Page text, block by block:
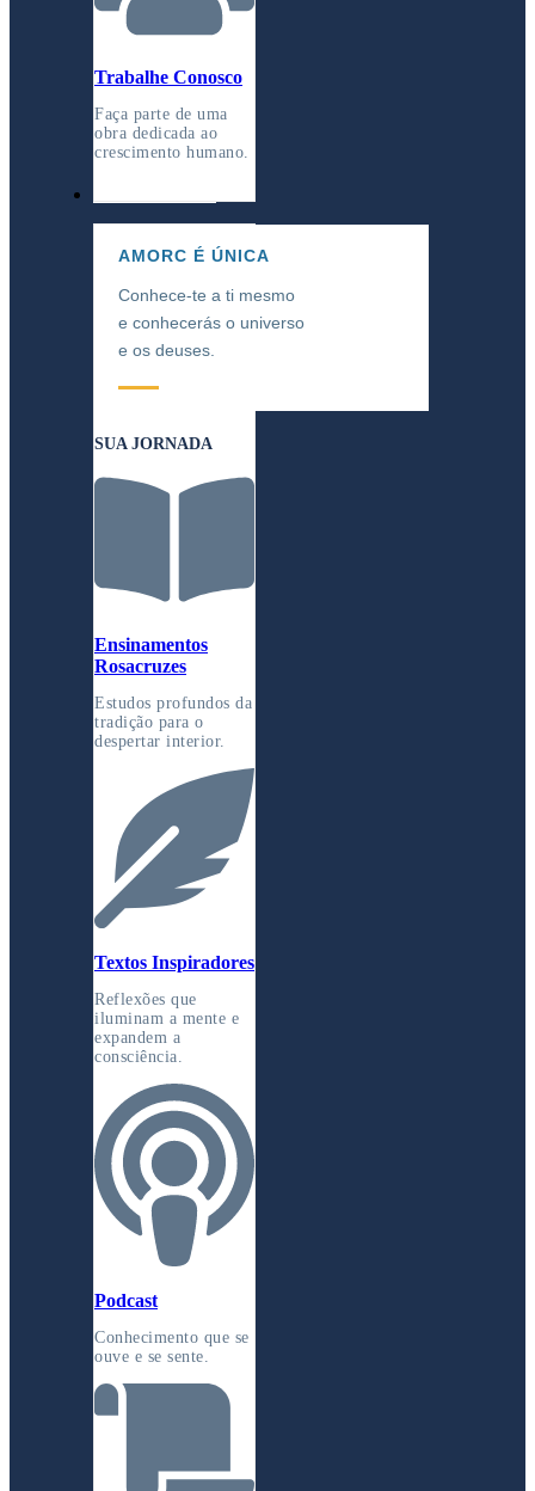
Trabalhe Conosco
Faça parte de uma
obra dedicada ao
crescimento humano.
AMORC É ÚNICA
Conhece-te a ti mesmo
e conhecerás o universo
e os deuses.
SUA JORNADA
Ensinamentos
Rosacruzes
Estudos profundos da
tradição para o
despertar interior.
Textos Inspiradores
Reflexões que
iluminam a mente e
expandem a
consciência.
Podcast
Conhecimento que se
ouve e se sente.